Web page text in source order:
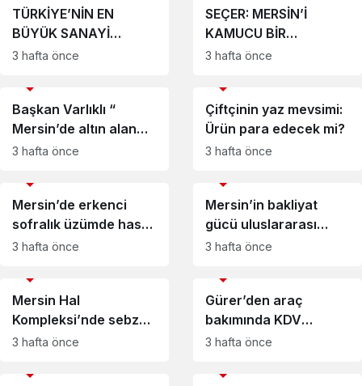
TÜRKİYE’NİN EN
BÜYÜK SANAYİ
KURULUŞLARI
MİLYAR TL’LİK MERSİN
İMZASI
3 hafta önce
SEÇER: MERSİN’İ
KAMUCU BİR
ANLAYIŞLA
3 hafta önce
Başkan Varlıklı “
Mersin’de altın alan
azaldı, satan arttı”
3 hafta önce
Çiftçinin yaz mevsimi:
Ürün para edecek mi?
3 hafta önce
Mersin’de erkenci
sofralık üzümde hasat
ve ihracat tarihleri
3 hafta önce
Mersin’in bakliyat
gücü uluslararası
gündemde
3 hafta önce
Mersin Hal
Kompleksi’nde sebze
fiyatları açıklandı
3 hafta önce
Gürer’den araç
bakımında KDV
kaldırılsın teklifi
3 hafta önce